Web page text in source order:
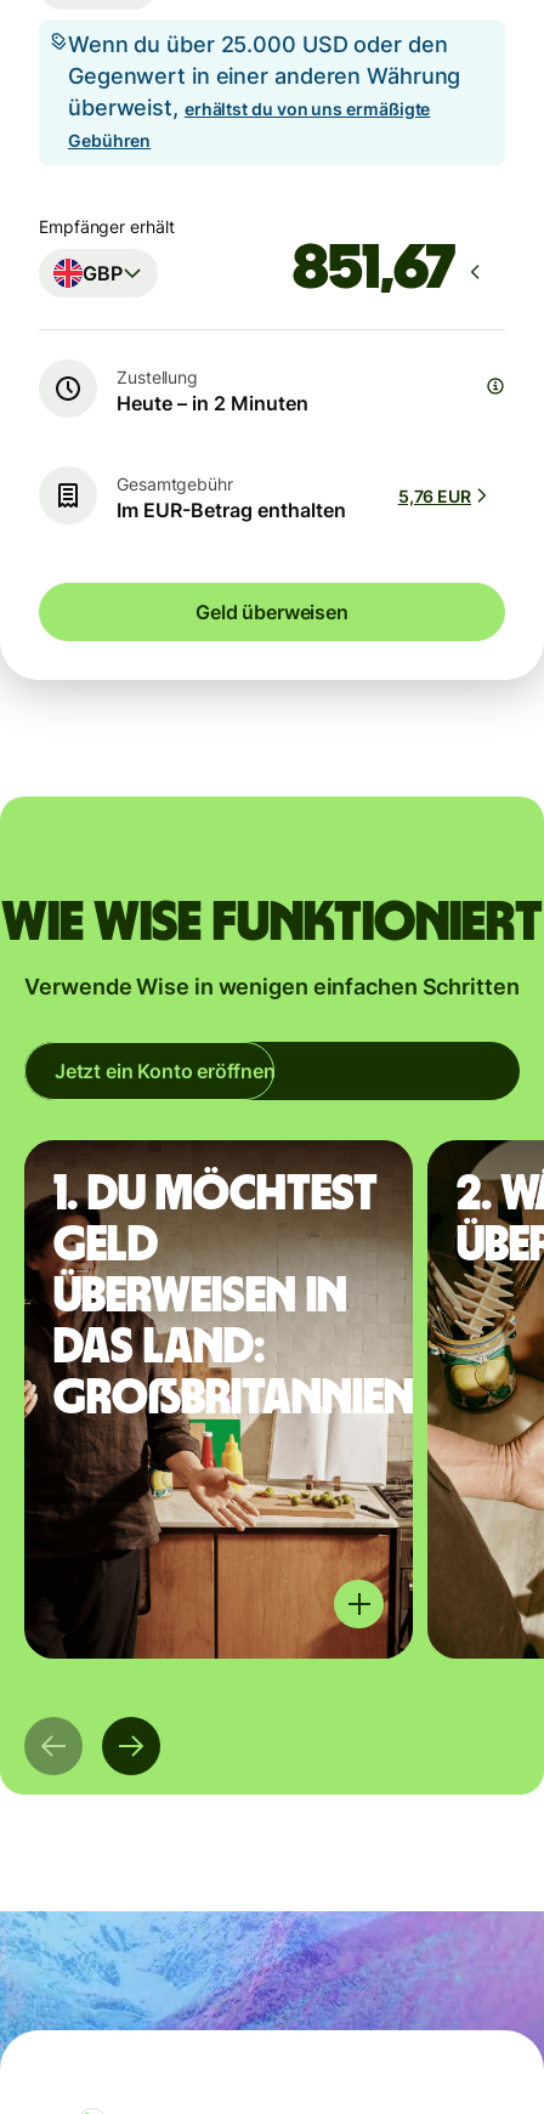
Wenn du über 25.000 USD oder den
Gegenwert in einer anderen Währung
überweist, erhältst du von uns ermäßigte
Gebühren
Empfänger erhält
GBP
Zustellung
Heute – in 2 Minuten
Gesamtgebühr
Im EUR-Betrag enthalten
5,76 EUR
Geld überweisen
Wie Wise funktioniert
Verwende Wise in wenigen einfachen Schritten
Jetzt ein Konto eröffnen
1. Du möchtest
Geld
überweisen in
das Land:
Großbritannien
2.